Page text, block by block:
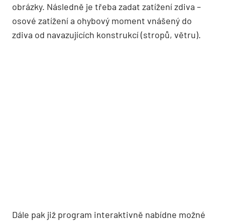
obrázky. Následně je třeba zadat zatížení zdiva –
osové zatížení a ohybový moment vnášený do
zdiva od navazujících konstrukcí (stropů, větru).
Dále pak již program interaktivně nabídne možné